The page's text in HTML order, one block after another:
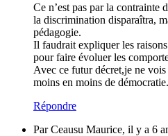
Ce n’est pas par la contrainte
la discrimination disparaîtra,
pédagogie.
Il faudrait expliquer les
pour faire évoluer les
Avec ce futur décret,je ne
moins en moins de démocratie.
Répondre
Par Ceausu Maurice, il y a 6